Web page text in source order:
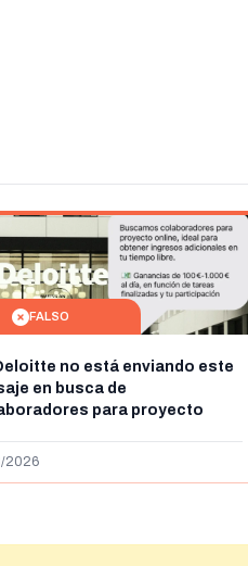
FALSO
no está enviando este
en busca de
para proyecto
euros al día: es un timo
2026